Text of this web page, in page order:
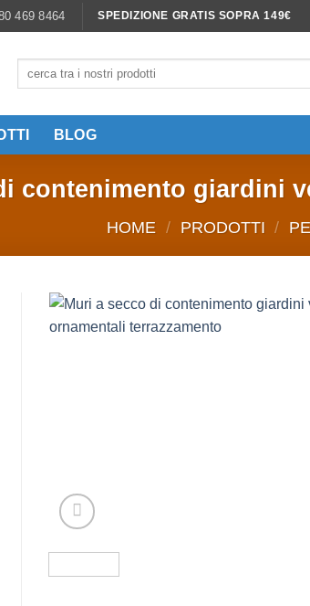
469 8464 SPEDIZIONE GRATIS SOPRA 149€
BLOG
contenimento giardini
HOME / PRODOTTI /